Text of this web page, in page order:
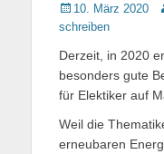
Gepostet
am
10. März 2020
schreiben
Derzeit, in 2020
besonders gute
für Elektiker auf
Weil die
erneubaren